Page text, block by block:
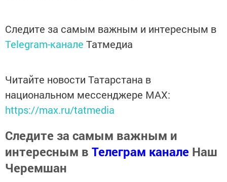
Следите за самым важным и интересным в
Telegram-канале Татмедиа
Читайте новости Татарстана в
национальном мессенджере MАХ:
https://max.ru/tatmedia
Следите за самым важным и
интересным в Телеграм канале Наш
Черемшан